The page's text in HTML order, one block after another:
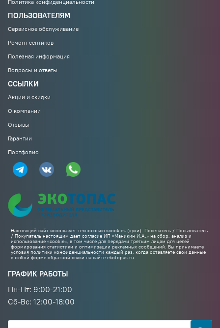
Политика конфиденциальности
ПОЛЬЗОВАТЕЛЯМ
Сервисное обслуживание
Ремонт септиков
Полезная информация
Вопросы и ответы
ССЫЛКИ
Акции и скидки
О компании
Отзывы
Гарантии
Портфолио
Настоящий сайт использует технологию «cookie» (куки). Посетитель / Пользователь
/ Покупатель настоящим дает согласие ИП «Маникин И.А.» на сбор, анализ и
использование «cookie», в том числе для передачи третьим лицам для целей
формирования статистики и оптимизации рекламных сообщений. Вы принимаете
условия политики конфиденциальности каждый раз, когда оставляете свои данные
в любой форме обратной связи на сайте ekotopas.ru.
ГРАФИК РАБОТЫ
Пн-Пт: 9:00-21:00
Cб-Вс: 12:00-18:00